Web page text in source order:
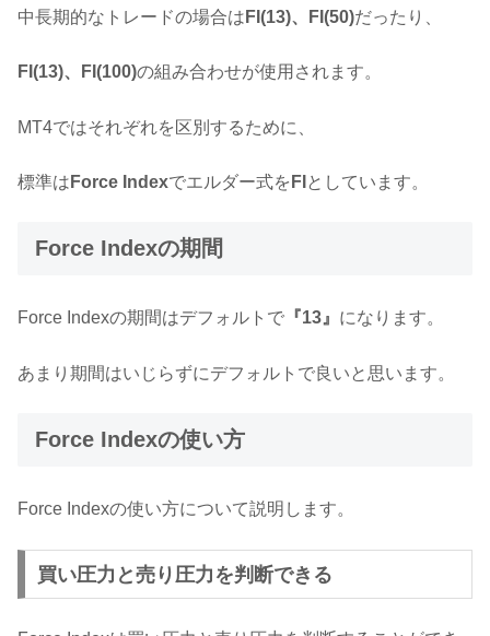
中長期的なトレードの場合は FI(13)、FI(50)だったり、
FI(13)、FI(100)の組み合わせが使用されます。
MT4ではそれぞれを区別するために、
標準は Force Indexでエルダー式を FI としています。
Force Indexの期間
Force Indexの期間はデフォルトで 『13』 になります。
あまり期間はいじらずにデフォルトで良いと思います。
Force Indexの使い方
Force Indexの使い方について説明します。
買い圧力と売り圧力を判断できる